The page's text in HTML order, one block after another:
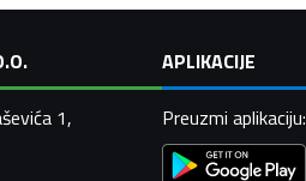
1,
APLIKACIJE
Preuzmi aplikaciju: